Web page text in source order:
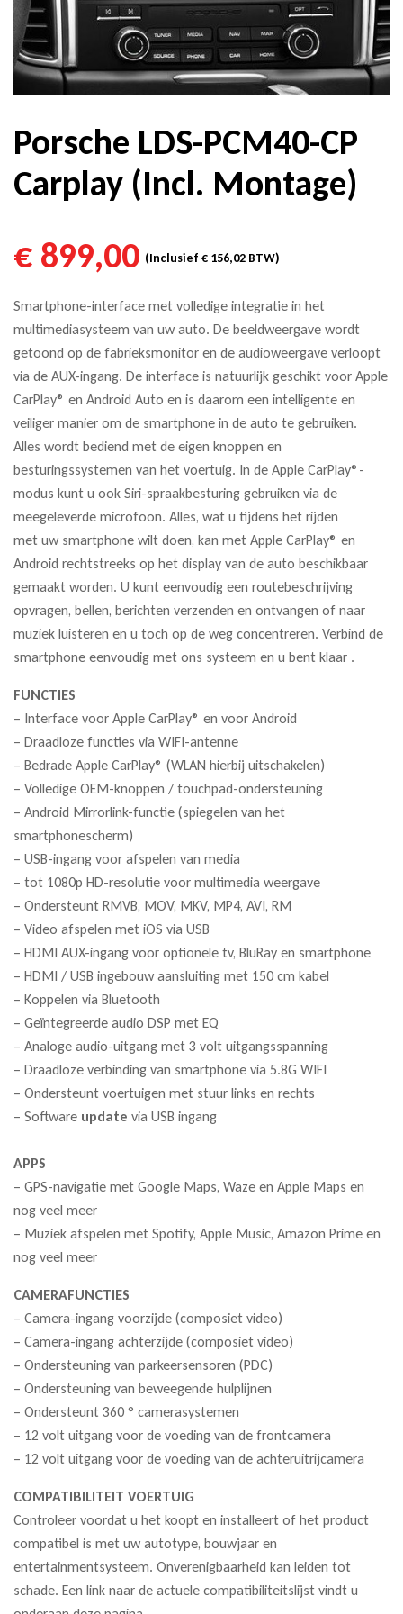
Porsche LDS-PCM40-CP
Carplay (Incl. Montage)
€ 899,00 (Inclusief € 156,02 BTW)
Smartphone-interface met volledige integratie in het
multimediasysteem van uw auto. De beeldweergave wordt
getoond op de fabrieksmonitor en de audioweergave verloopt
via de AUX-ingang. De interface is natuurlijk geschikt voor Apple
CarPlay® en Android Auto en is daarom een ​​intelligente en
veiliger manier om de smartphone in de auto te gebruiken.
Alles wordt bediend met de eigen knoppen en
besturingssystemen van het voertuig. In de Apple CarPlay®-
modus kunt u ook Siri-spraakbesturing gebruiken via de
meegeleverde microfoon. Alles, wat u tijdens het rijden
met uw smartphone wilt doen, kan met Apple CarPlay® en
Android rechtstreeks op het display van de auto beschikbaar
gemaakt worden. U kunt eenvoudig een routebeschrijving
opvragen, bellen, berichten verzenden en ontvangen of naar
muziek luisteren en u toch op de weg concentreren. Verbind de
smartphone eenvoudig met ons systeem en u bent klaar .
FUNCTIES
– Interface voor Apple CarPlay® en voor Android
– Draadloze functies via WIFI-antenne
– Bedrade Apple CarPlay® (WLAN hierbij uitschakelen)
– Volledige OEM-knoppen / touchpad-ondersteuning
– Android Mirrorlink-functie (spiegelen van het
smartphonescherm)
– USB-ingang voor afspelen van media
– tot 1080p HD-resolutie voor multimedia weergave
– Ondersteunt RMVB, MOV, MKV, MP4, AVI, RM
– Video afspelen met iOS via USB
– HDMI AUX-ingang voor optionele tv, BluRay en smartphone
– HDMI / USB ingebouw aansluiting met 150 cm kabel
– Koppelen via Bluetooth
– Geïntegreerde audio DSP met EQ
– Analoge audio-uitgang met 3 volt uitgangsspanning
– Draadloze verbinding van smartphone via 5.8G WIFI
– Ondersteunt voertuigen met stuur links en rechts
– Software update via USB ingang
APPS
– GPS-navigatie met Google Maps, Waze en Apple Maps en
nog veel meer
– Muziek afspelen met Spotify, Apple Music, Amazon Prime en
nog veel meer
CAMERAFUNCTIES
– Camera-ingang voorzijde (composiet video)
– Camera-ingang achterzijde (composiet video)
– Ondersteuning van parkeersensoren (PDC)
– Ondersteuning van beweegende hulplijnen
– Ondersteunt 360 ° camerasystemen
– 12 volt uitgang voor de voeding van de frontcamera
– 12 volt uitgang voor de voeding van de achteruitrijcamera
COMPATIBILITEIT VOERTUIG
Controleer voordat u het koopt en installeert of het product
compatibel is met uw autotype, bouwjaar en
entertainmentsysteem. Onverenigbaarheid kan leiden tot
schade. Een link naar de actuele compatibiliteitslijst vindt u